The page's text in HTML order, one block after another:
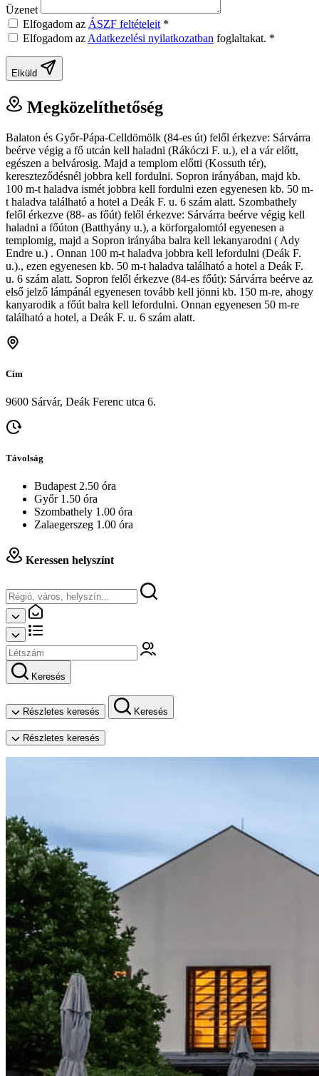
Üzenet
Elfogadom az ÁSZF feltételeit *
Elfogadom az Adatkezelési nyilatkozatban foglaltakat. *
Elküld
Megközelíthetőség
Balaton és Győr-Pápa-Celldömölk (84-es út) felől érkezve: Sárvárra
beérve végig a fő utcán kell haladni (Rákóczi F. u.), el a vár előtt,
egészen a belvárosig. Majd a templom előtti (Kossuth tér),
kereszteződésnél jobbra kell fordulni. Sopron irányában, majd kb.
100 m-t haladva ismét jobbra kell fordulni ezen egyenesen kb. 50 m-
t haladva található a hotel a Deák F. u. 6 szám alatt. Szombathely
felől érkezve (88- as főút) felől érkezve: Sárvárra beérve végig kell
haladni a főúton (Batthyány u.), a körforgalomtól egyenesen a
templomig, majd a Sopron irányába balra kell lekanyarodni ( Ady
Endre u.) . Onnan 100 m-t haladva jobbra kell lefordulni (Deák F.
u.)., ezen egyenesen kb. 50 m-t haladva található a hotel a Deák F.
u. 6 szám alatt. Sopron felől érkezve (84-es főút): Sárvárra beérve az
első jelző lámpánál egyenesen tovább kell jönni kb. 150 m-re, ahogy
kanyarodik a főút balra kell lefordulni. Onnan egyenesen 50 m-re
található a hotel, a Deák F. u. 6 szám alatt.
Cím
9600 Sárvár, Deák Ferenc utca 6.
Távolság
Budapest 2.50 óra
Győr 1.50 óra
Szombathely 1.00 óra
Zalaegerszeg 1.00 óra
Keressen helyszínt
Keresés
Részletes keresés Keresés
Részletes keresés